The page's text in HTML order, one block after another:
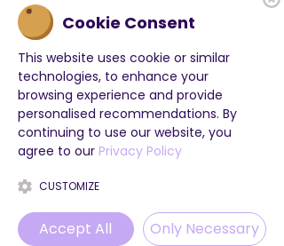
Academy of Magic –
Cookie Consent
This website uses cookie or similar
technologies, to enhance your
browsing experience and provide
personalised recommendations. By
continuing to use our website, you
agree to our Privacy Policy
CUSTOMIZE
Accept All Only Necessary